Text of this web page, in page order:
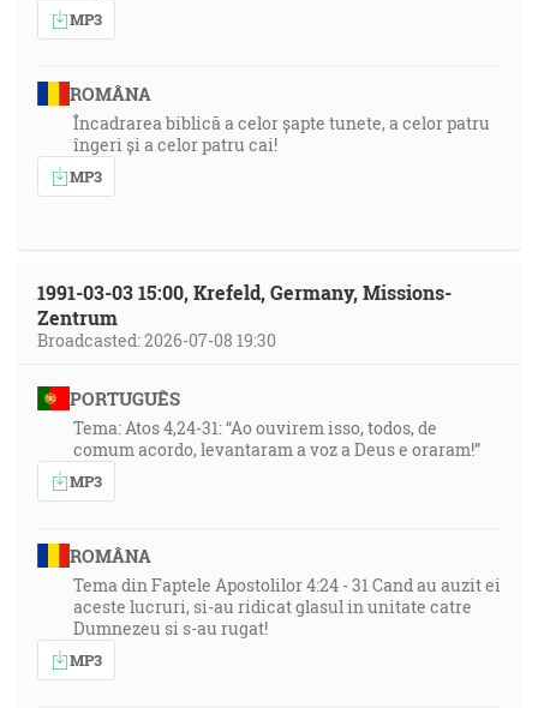
MP3
ROMÂNA
Încadrarea biblică a celor șapte tunete, a celor patru
îngeri și a celor patru cai!
MP3
1991-03-03 15:00, Krefeld, Germany, Missions-
Zentrum
Broadcasted: 2026-07-08 19:30
PORTUGUÊS
Tema: Atos 4,24-31: “Ao ouvirem isso, todos, de
comum acordo, levantaram a voz a Deus e oraram!”
MP3
ROMÂNA
Tema din Faptele Apostolilor 4:24 - 31 Cand au auzit ei
aceste lucruri, si-au ridicat glasul in unitate catre
Dumnezeu si s-au rugat!
MP3